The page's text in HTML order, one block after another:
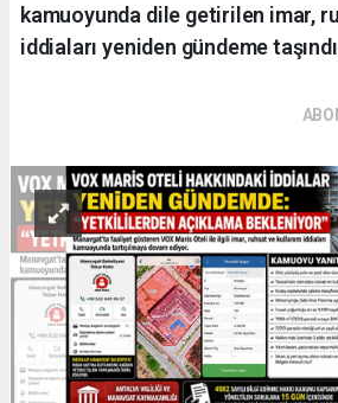
kamuoyunda dile getirilen imar,
iddiaları yeniden gündeme